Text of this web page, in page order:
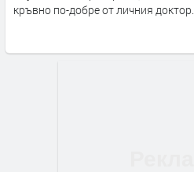
кръвно по-добре от личния доктор.